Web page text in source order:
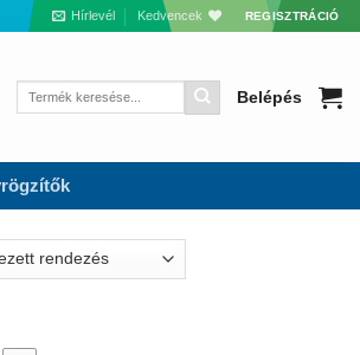
Hírlevél Kedvencek REGISZTRÁCIÓ
Keresés
Belépés